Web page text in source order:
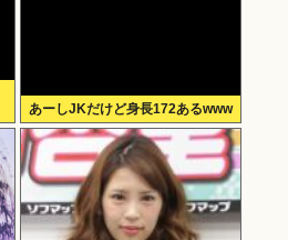
あーしJKだけど身長172あるwww